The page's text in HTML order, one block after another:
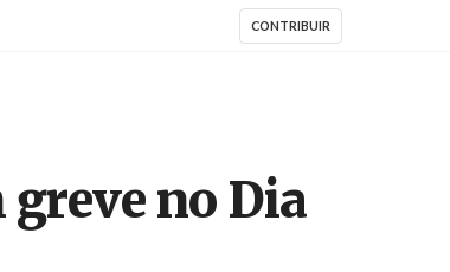
CONTRIBUIR
no Dia